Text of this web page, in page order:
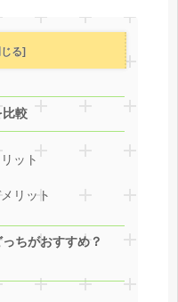
比較
ット
リット
ちがおすすめ？